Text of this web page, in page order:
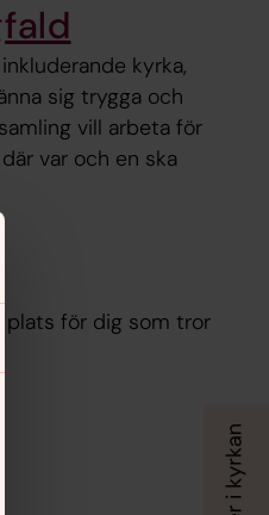
kyrka,
sig trygga och
vill arbeta för
var och en ska
plats för dig som tror